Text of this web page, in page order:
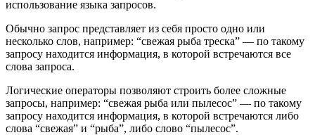
использование языка запросов.
Обычно запрос представляет из себя просто одно или
несколько слов, например: “свежая рыба треска” — по такому
запросу находится информация, в которой встречаются все
слова запроса.
Логические операторы позволяют строить более сложные
запросы, например: “свежая рыба или пылесос” — по такому
запросу находится информация, в которой встречаются либо
слова “свежая” и “рыба”, либо слово “пылесос”.